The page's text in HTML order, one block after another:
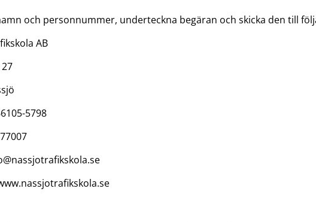
och personnummer, underteckna begäran och skicka den till
AB
5798